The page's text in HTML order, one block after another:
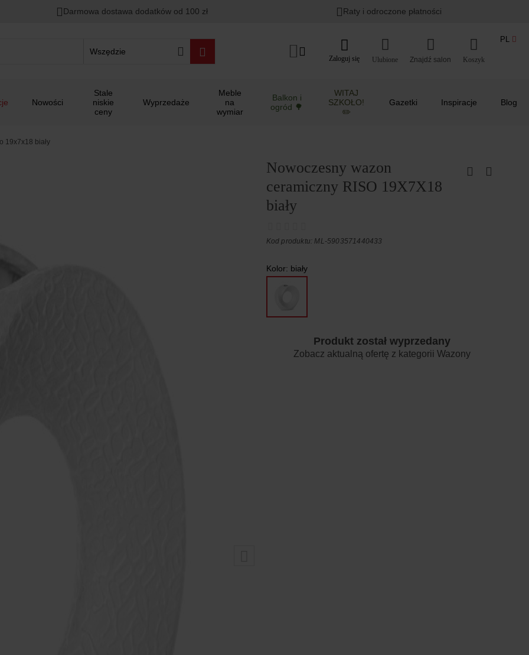
Darmowa dostawa dodatków od 100 zł Raty i odroczone płatności
Wszędzie
Zaloguj się Ulubione Koszyk
PL
Nowości
Stale
niskie
ceny
Wyprzedaże
Meble
na
wymiar
Balkon i
ogród 🌳
WITAJ
SZKOŁO!
✏️
Gazetki Inspiracje Blog
19x7x18 biały
Nowoczesny wazon
ceramiczny RISO 19X7X18
biały
Kod produktu: ML-5903571440433
Kolor: biały
Produkt został wyprzedany
Zobacz aktualną ofertę z kategoriiWazony